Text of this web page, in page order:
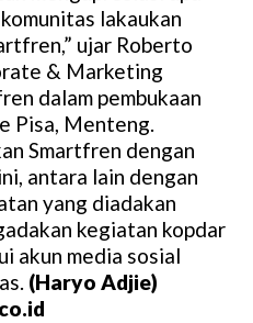
lakaukan
ujar Roberto
& Marketing
dalam pembukaan
Pisa, Menteng.
Smartfren dengan
antara lain dengan
yang diadakan
kegiatan kopdar
akun media sosial
(Haryo Adjie)